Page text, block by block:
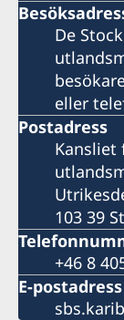
De
eller
Postadress
103 39
+46 8
E-postadress